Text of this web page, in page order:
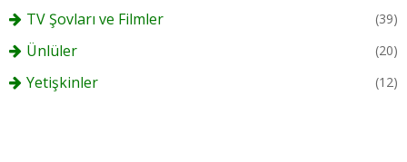
TV Şovları ve Filmler (39)
Ünlüler (20)
Yetişkinler (12)